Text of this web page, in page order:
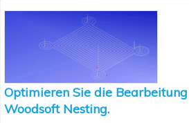
Optimieren Sie die
Woodsoft Nesting.